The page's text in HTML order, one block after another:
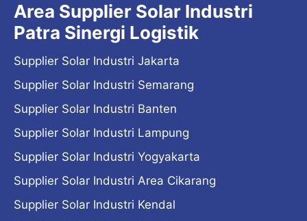
Area Supplier Solar Industri
Patra Sinergi Logistik
Supplier Solar Industri Jakarta
Supplier Solar Industri Semarang
Supplier Solar Industri Banten
Supplier Solar Industri Lampung
Supplier Solar Industri Yogyakarta
Supplier Solar Industri Area Cikarang
Supplier Solar Industri Kendal